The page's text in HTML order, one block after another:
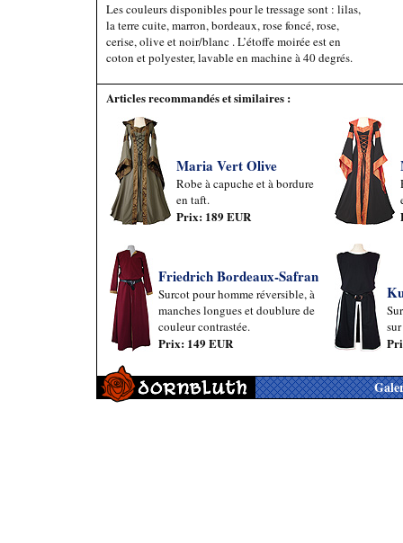
Les couleurs disponibles pour le tressage sont : lilas,
la terre cuite, marron, bordeaux, rose foncé, rose,
cerise, olive et noir/blanc . L’étoffe moirée est en
coton et polyester, lavable en machine à 40 degrés.
Articles recommandés et similaires :
Maria Vert Olive
Robe à capuche et à bordure
en taft.
Prix: 189 EUR
Friedrich Bordeaux-Safran
Surcot pour homme réversible, à
manches longues et doublure de
couleur contrastée.
Prix: 149 EUR